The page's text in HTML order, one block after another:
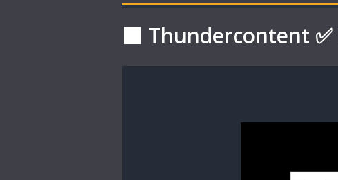
⬛ Thundercontent